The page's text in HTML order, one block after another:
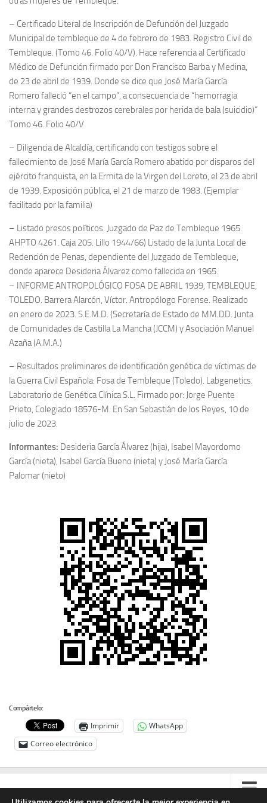
– Certificado Literal de Inscripción de Defunción del Juzgado
Municipal de tembleque de 4 de febrero de 1983. Registro Civil de
Tembleque. (Tomo 46. Folio 40/V). Hace referencia al Certificado
Médico de Defunción firmado por Don Francisco Barba y Medina,
de 23 de abril de 1939. Donde se dice que José María García
Romero falleció “en el campo”, a consecuencia de “hemorragia
interna y grandes destrozos cerebrales por herida de bala (suicidio)”
Tomo 46. Folio 40/V
– Diligencia de Alcaldía, certificando con testigos sobre el
fallecimiento de José María García Romero abatido por disparos del
ejército franquista, en la Ermita de la Virgen del Loreto, el 23 de abril
de 1939. Exposición pública, el 21 de marzo de 1983. (Ejemplar
facilitado por la familia)
– Listado presos políticos. Juzgado de Paz de Tembleque 1965.
AHPTO 4261. Caja 205. Lillo 1944/66) Listado de la Junta Local de
Redención de Penas, dependiente del Juzgado de Tembleque,
donde aparece Desideria Álvarez como fallecida en 1965.
– INFORME ANTROPOLÓGICO FOSA DE ABRIL 1939, TEMBLEQUE,
TOLEDO. Barrera Alarcón, Víctor. Antropólogo Forense. Realizado
en enero de 2023. S.E.M.D. (Secretaría de Estado de MM.DD. Junta
de Comunidades de Castilla La Mancha (JCCM) y Asociación Manuel
Azaña (A.M.A.)
– Resultados preliminares de identificación genética de víctimas de
la Guerra Civil Española: Fosa de Tembleque (Toledo). Labgenetics.
Laboratorio de Genética Clínica S.L. Firmado por: Jorge Puente
Prieto, Colegiado 18576-M. En San Sebastián de los Reyes, 10 de
julio de 2023.
Informantes: Desideria García Álvarez (hija), Isabel Mayordomo
García (nieta), Isabel García Bueno (nieta) y José María García
Palomar (nieto)
Compártelo:
Imprimir
WhatsApp
Correo electrónico